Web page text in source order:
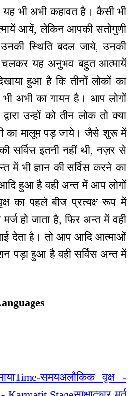
यह भी अभी कहावत है। कैसी भी
आयें, लेकिन आपकी सतोगुणी
स्थिति बदल जाये, उनकी
चलकर यह अनुभव बहुत आत्मायें
हुआ है कि तीनों लोकों का
भी अभी का गायन है। आप लोगों
उन्हों को तीन लोक तो क्या
का मालूम पड़ जाये। जैसे शुरू में
सर्विस इतनी नहीं थी, नज़र से
में भी ज्ञान की सर्विस करने का
आदि हुआ है वही अन्त में आप लोगों
का पहले बीज प्रत्यक्ष रूप में
हो जाता है, फिर अन्त में वही
देता है। तो आप आदि आत्माओं
पड़ा हुआ है वही सर्विस अन्त में
Time-समयअलौकिक वृक्ष -